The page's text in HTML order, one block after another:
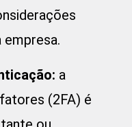
a
(2FA) é